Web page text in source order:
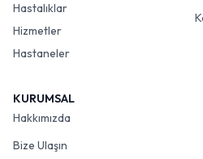
Hastalıklar
Hizmetler
Hastaneler
KURUMSAL
Hakkımızda
Bize Ulaşın